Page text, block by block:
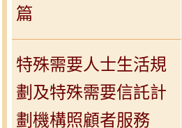
篇
特殊需要人士生活規
劃及特殊需要信託計
劃機構照顧者服務